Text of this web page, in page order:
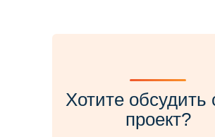
Хотите обсудить
проект?